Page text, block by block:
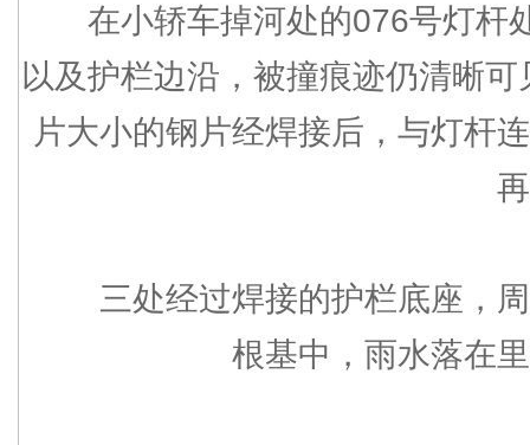
在小轿车掉河处的076号灯杆
以及护栏边沿，被撞痕迹仍清晰
片大小的钢片经焊接后，与灯杆
三处经过焊接的护栏底座，周
根基中，雨水落在